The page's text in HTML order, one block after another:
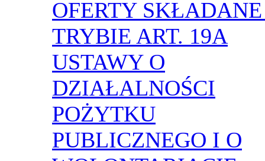
OFERTY
TRYBIE ART. 19A
USTAWY O
DZIAŁALNOŚCI
POŻYTKU
PUBLICZNEGO I O